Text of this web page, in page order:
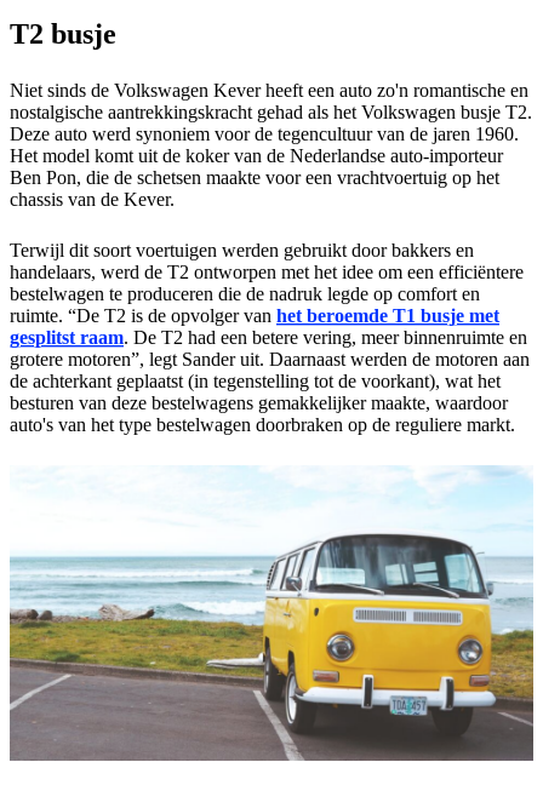
T2 busje
Niet sinds de Volkswagen Kever heeft een auto zo'n romantische en
nostalgische aantrekkingskracht gehad als het Volkswagen busje T2.
Deze auto werd synoniem voor de tegencultuur van de jaren 1960.
Het model komt uit de koker van de Nederlandse auto-importeur
Ben Pon, die de schetsen maakte voor een vrachtvoertuig op het
chassis van de Kever.
Terwijl dit soort voertuigen werden gebruikt door bakkers en
handelaars, werd de T2 ontworpen met het idee om een efficiëntere
bestelwagen te produceren die de nadruk legde op comfort en
ruimte. “De T2 is de opvolger van het beroemde T1 busje met
gesplitst raam. De T2 had een betere vering, meer binnenruimte en
grotere motoren”, legt Sander uit. Daarnaast werden de motoren aan
de achterkant geplaatst (in tegenstelling tot de voorkant), wat het
besturen van deze bestelwagens gemakkelijker maakte, waardoor
auto's van het type bestelwagen doorbraken op de reguliere markt.